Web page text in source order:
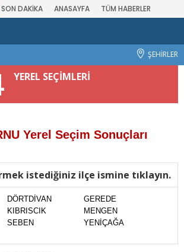
SON DAKİKA ANASAYFA TÜM HABERLER
ŞEHİRLER
YEREL SEÇİMLERİ
Yerel Seçim Sonuçları
istediğiniz ilçe ismine tıklayın.
DÖRTDİVAN
GEREDE
KIBRISCIK
MENGEN
SEBEN YENİÇAĞA